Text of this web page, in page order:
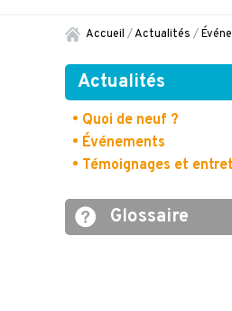
Accueil /Actualités /
Actualités
• Quoi de neuf ?
• Événements
• Témoignages et
Glossaire